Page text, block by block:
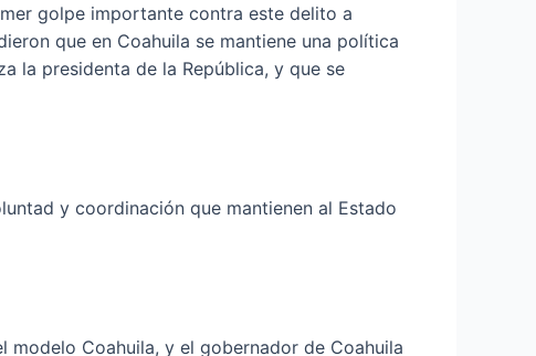
golpe importante contra este delito a
que en Coahuila se mantiene una política
la presidenta de la República, y que se
y coordinación que mantienen al Estado
Coahuila, y el gobernador de Coahuila